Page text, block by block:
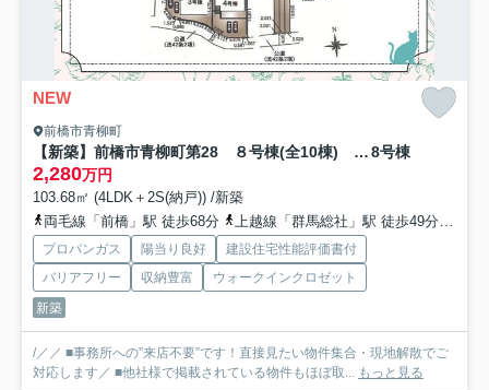
NEW
前橋市青柳町
【新築】前橋市青柳町第28 ８号棟(全10棟) クレイドルガーデン 新築建売分譲 8号棟
2,280万円
103.68㎡ (4LDK＋2S(納戸)) /新築
両毛線「前橋」駅 徒歩68分
上越線「群馬総社」駅 徒歩49分
プロパンガス 陽当り良好
建設住宅性能評価書付
バリアフリー
収納豊富
ウォークインクロゼット
新築
/／／ ■事務所への”来店不要”です！直接見たい物件集合・現地解散でご
対応します／ ■他社様で掲載されている物件もほぼ取...
もっと見る